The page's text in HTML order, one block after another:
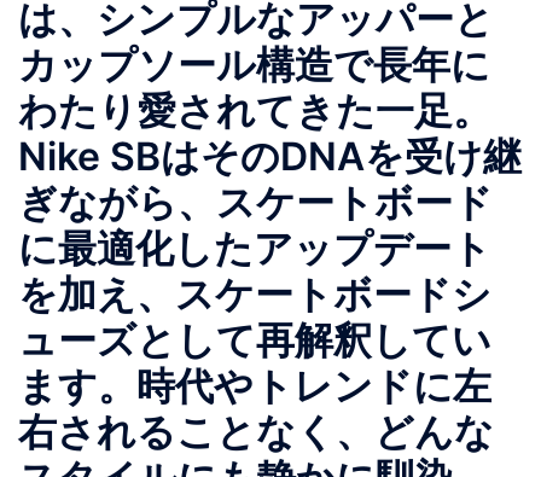
は、シンプルなアッパーと
カップソール構造で長年に
わたり愛されてきた一足。
Nike SBはそのDNAを受け継
ぎながら、スケートボード
に最適化したアップデート
を加え、スケートボードシ
ューズとして再解釈してい
ます。時代やトレンドに左
右されることなく、どんな